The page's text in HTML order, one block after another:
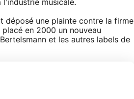
musicale.
déposé une plainte contre la firme
en 2000 un nouveau
et les autres labels de